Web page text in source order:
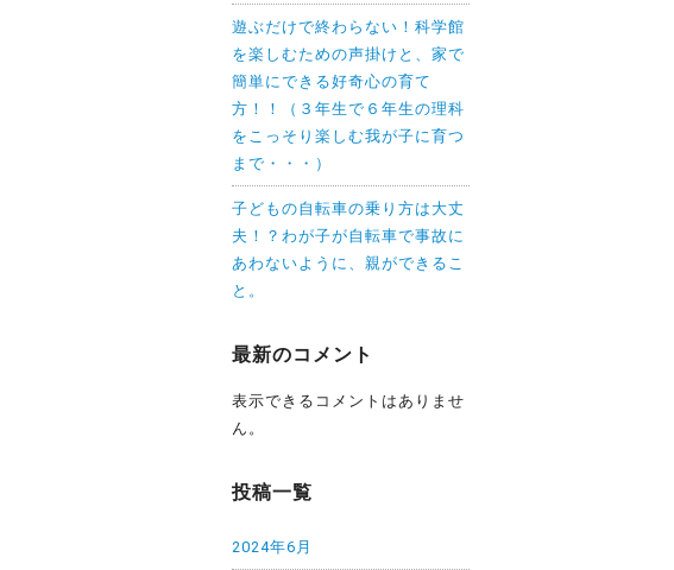
遊ぶだけで終わらない！科学館
を楽しむための声掛けと、家で
簡単にできる好奇心の育て
方！！（３年生で６年生の理科
をこっそり楽しむ我が子に育つ
まで・・・）
子どもの自転車の乗り方は大丈
夫！？わが子が自転車で事故に
あわないように、親ができるこ
と。
最新のコメント
表示できるコメントはありませ
ん。
投稿一覧
2024年6月